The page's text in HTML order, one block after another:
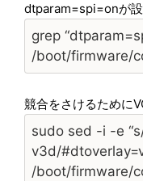
dtparam=spi=onが
grep
/boot/firmware/
競合をさけるために
sudo sed -i -e
v3d/
/boot/firmware/